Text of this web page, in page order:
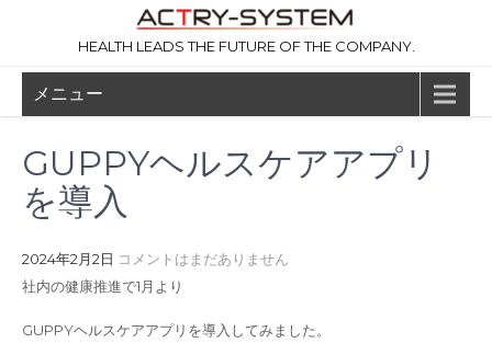
HEALTH LEADS THE FUTURE OF THE COMPANY.
メニュー
GUPPYヘルスケアアプリ
を導入
2024年2月2日 コメントはまだありません
社内の健康推進で1月より
GUPPYヘルスケアアプリを導入してみました。